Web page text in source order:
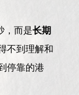
，而是长期
不到理解和
停靠的港